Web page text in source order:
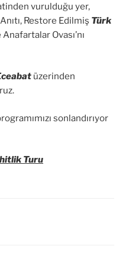
vurulduğu yer,
Restore Edilmiş Türk
Ovası’nı
üzerinden
sonlandırıyor
Turu